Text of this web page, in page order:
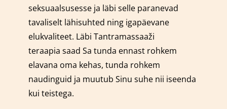
seksuaalsusesse ja läbi selle paranevad
tavaliselt lähisuhted ning igapäevane
elukvaliteet. Läbi Tantramassaaži
teraapia saad Sa tunda ennast rohkem
elavana oma kehas, tunda rohkem
naudinguid ja muutub Sinu suhe nii iseenda
kui teistega.